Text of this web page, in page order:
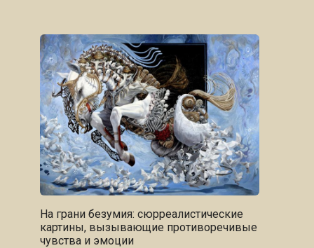
На грани безумия: сюрреалистические
картины, вызывающие противоречивые
чувства и эмоции